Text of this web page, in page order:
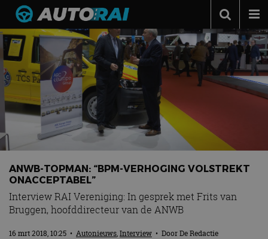
Autonieuws
Podcast
Autotests
Automerken
Adverteren
Contact
MotorRAI.nl
ANWB-TOPMAN: “BPM-VERHOGING VOLSTREKT
ONACCEPTABEL”
Interview RAI Vereniging: In gesprek met Frits van
Bruggen, hoofddirecteur van de ANWB
16 mrt 2018, 10:25 • Autonieuws,Interview • DoorDe Redactie